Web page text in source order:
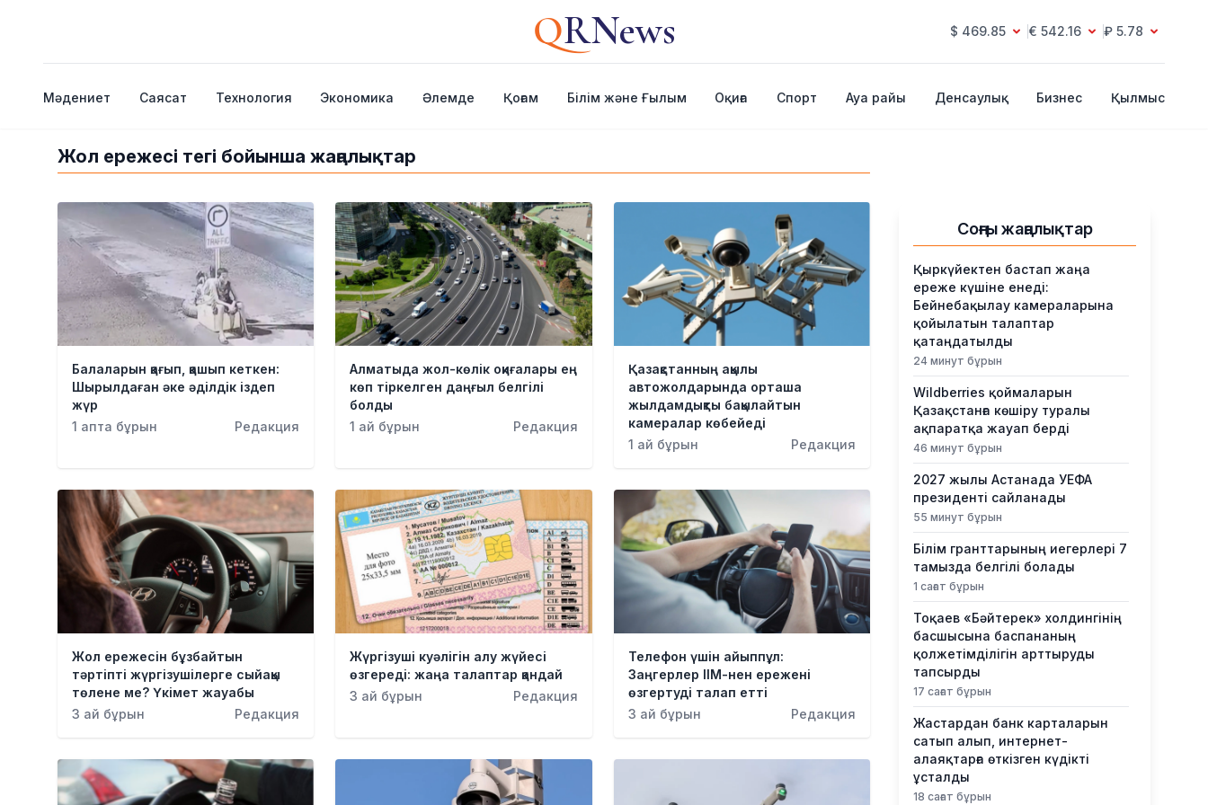
QRNews $ 469.85 € 542.16 ₽ 5.78
Мәдениет Саясат Технология Экономика Әлемде Қоғам Білім және Ғылым Оқиға Спорт Ауа райы Денсаулық Бизнес Қылмыс
Жол ережесі тегі бойынша жаңалықтар
Балаларын қағып, қашып кеткен:
Шырылдаған әке әділдік іздеп
жүр
1 апта бұрын
Редакция
Алматыда жол-көлік оқиғалары ең
көп тіркелген даңғыл белгілі
болды
1 ай бұрын
Редакция
Қазақстанның ақылы
автожолдарында орташа
жылдамдықты бақылайтын
камералар көбейеді
1 ай бұрын
Редакция
Жол ережесін бұзбайтын
тәртіпті жүргізушілерге сыйақы
төлене ме? Үкімет жауабы
3 ай бұрын
Редакция
Жүргізуші куәлігін алу жүйесі
өзгереді: жаңа талаптар қандай
3 ай бұрын
Редакция
Телефон үшін айыппұл:
Заңгерлер ІІМ-нен ережені
өзгертуді талап етті
3 ай бұрын
Редакция
Соңғы жаңалықтар
Қыркүйектен бастап жаңа
ереже күшіне енеді:
Бейнебақылау камераларына
қойылатын талаптар
қатаңдатылды
24 минут бұрын
Wildberries қоймаларын
Қазақстанға көшіру туралы
ақпаратқа жауап берді
46 минут бұрын
2027 жылы Астанада УЕФА
президенті сайланады
55 минут бұрын
Білім гранттарының иегерлері 7
тамызда белгілі болады
1 сағат бұрын
Тоқаев «Бәйтерек» холдингінің
басшысына баспананың
қолжетімділігін арттыруды
тапсырды
17 сағат бұрын
Жастардан банк карталарын
сатып алып, интернет-
алаяқтарға өткізген күдікті
ұсталды
18 сағат бұрын